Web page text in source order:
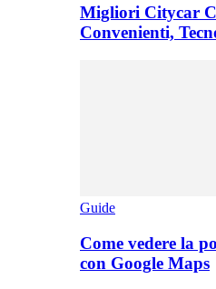
Migliori Citycar
Convenienti,
Guide
Come vedere la
con Google Maps